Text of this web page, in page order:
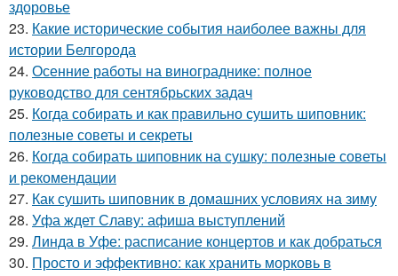
здоровье
23. Какие исторические события наиболее важны для
истории Белгорода
24. Осенние работы на винограднике: полное
руководство для сентябрьских задач
25. Когда собирать и как правильно сушить шиповник:
полезные советы и секреты
26. Когда собирать шиповник на сушку: полезные советы
и рекомендации
27. Как сушить шиповник в домашних условиях на зиму
28. Уфа ждет Славу: афиша выступлений
29. Линда в Уфе: расписание концертов и как добраться
30. Просто и эффективно: как хранить морковь в